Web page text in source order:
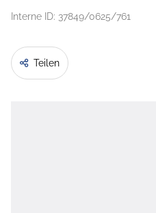
Interne ID: 37849/0625/761
Teilen